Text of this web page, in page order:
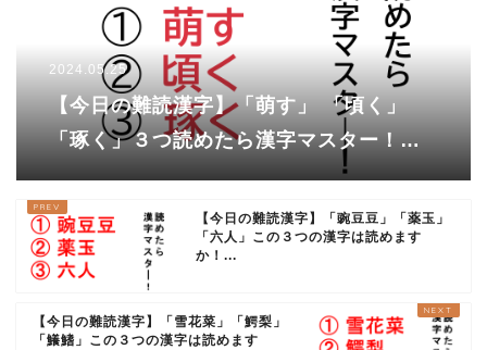
2024.05.25
【今日の難読漢字】「萌す」 「頃く」
「琢く」３つ読めたら漢字マスター！で
も「もえす」と読んでしまったら、、
【今日の難読漢字】「豌豆豆」「薬玉」
「六人」この３つの漢字は読めます
か！...
【今日の難読漢字】「雪花菜」「鰐梨」
「鱶鰭」この３つの漢字は読めます